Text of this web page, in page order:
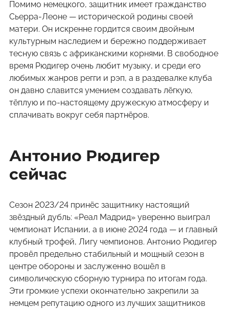
Помимо немецкого, защитник имеет гражданство
Сьерра-Леоне — исторической родины своей
матери. Он искренне гордится своим двойным
культурным наследием и бережно поддерживает
тесную связь с африканскими корнями. В свободное
время Рюдигер очень любит музыку, и среди его
любимых жанров регги и рэп, а в раздевалке клуба
он давно славится умением создавать лёгкую,
тёплую и по-настоящему дружескую атмосферу и
сплачивать вокруг себя партнёров.
Антонио Рюдигер
сейчас
Сезон 2023/24 принёс защитнику настоящий
звёздный дубль: «Реал Мадрид» уверенно выиграл
чемпионат Испании, а в июне 2024 года — и главный
клубный трофей, Лигу чемпионов. Антонио Рюдигер
провёл предельно стабильный и мощный сезон в
центре обороны и заслуженно вошёл в
символическую сборную турнира по итогам года.
Эти громкие успехи окончательно закрепили за
немцем репутацию одного из лучших защитников